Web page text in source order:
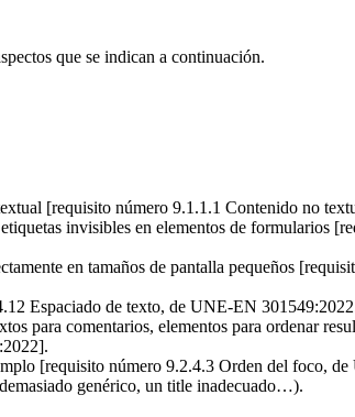
que se indican a continuación.
[requisito número 9.1.1.1 Contenido no
invisibles en elementos de formularios
en tamaños de pantalla pequeños
Espaciado de texto, de UNE-EN
para comentarios, elementos para ordenar
[requisito número 9.2.4.3 Orden del foco,
genérico, un title inadecuado…).